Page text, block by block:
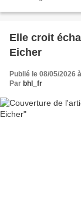
Elle croit
Eicher
Publié le 08/05/2026
Par bhl_fr